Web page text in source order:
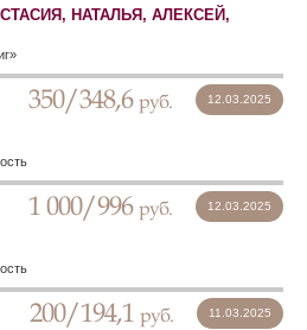
НАТАЛЬЯ, АЛЕКСЕЙ,
350/348,6 руб. 12.03.2025
1 000/996 руб. 12.03.2025
200/194,1 руб. 11.03.2025